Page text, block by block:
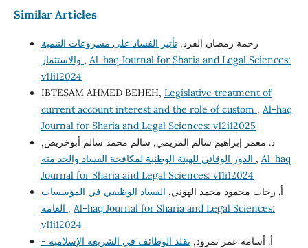
Similar Articles
رحمة رمضان الفرد,تأثير الفساد على مشروعات التنمية
, Al-haq Journal for Sharia and Legal Sciences:
v11i12024
IBTESAM AHMED BEHEH, Legislative treatment of
current account interest and the role of custom , Al-haq
Journal for Sharia and Legal Sciences: v12i12025
د. معمر إبراهيم سالم المريمي, سالم محمد سالم أبوخريص,
, Al-haq
Journal for Sharia and Legal Sciences: v11i12024
أ. رحاب محمود محمد الهوني, الفساد الوظيفي في المؤسسات
, Al-haq Journal for Sharia and Legal Sciences:
v11i12024
أ. أسامة عمر نمرود,تقلد الوظائف في الشريعة الإسلامية -